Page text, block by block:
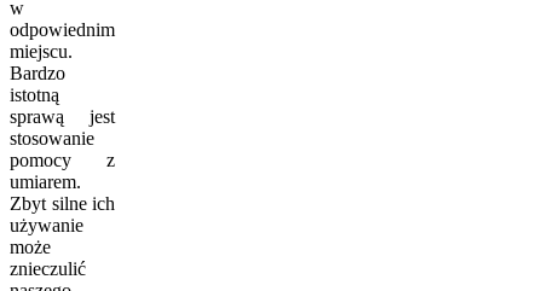
w
odpowiednim
miejscu.
Bardzo
istotną
sprawą jest
stosowanie
pomocy z
umiarem.
Zbyt silne ich
używanie
może
znieczulić